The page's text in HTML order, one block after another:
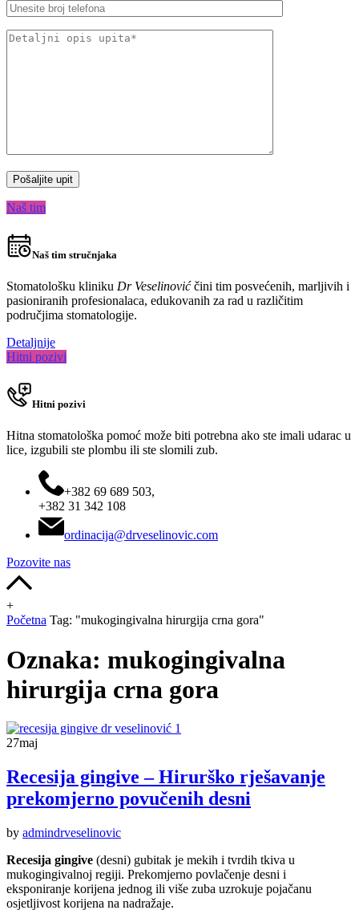
Naš tim
Naš tim stručnjaka
Stomatološku kliniku Dr Veselinovićčini tim posvećenih, marljivih i
pasioniranih profesionalaca, edukovanih za rad u različitim
područjima stomatologije.
Detaljnije
Hitni pozivi
Hitni pozivi
Hitna stomatološka pomoć može biti potrebna ako ste imali udarac u
lice, izgubili ste plombu ili ste slomili zub.
+382 69 689 503,
+382 31 342 108
ordinacija@drveselinovic.com
Pozovite nas
+
Početna Tag: "mukogingivalna hirurgija crna gora"
Oznaka: mukogingivalna
hirurgija crna gora
27maj
Recesija gingive – Hirurško rješavanje
prekomjerno povučenih desni
by admindrveselinovic
Recesija gingive (desni) gubitak je mekih i tvrdih tkiva u
mukogingivalnoj regiji. Prekomjerno povlačenje desni i
eksponiranje korijena jednog ili više zuba uzrokuje pojačanu
osjetljivost korijena na nadražaje.